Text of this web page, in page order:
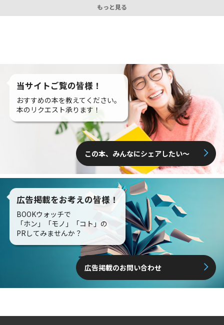
もっと見る
当サイトご覧の皆様！
おすすめの本を教えてください。
本のリクエスト承ります！
この本、みんなにシェアしたい〜
広告掲載をお考えの皆様！
BOOKウォッチで
「ホン」「モノ」「コト」の
PRしてみませんか？
広告掲載のお問い合わせ